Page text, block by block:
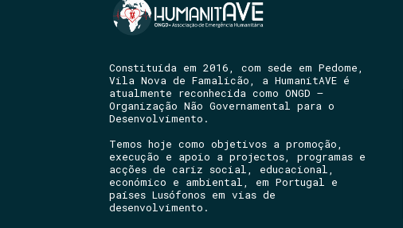
Constituída em 2016, com sede em Pedome,
Vila Nova de Famalicão, a HumanitAVE é
atualmente reconhecida como ONGD –
Organização Não Governamental para o
Desenvolvimento.
Temos hoje como objetivos a promoção,
execução e apoio a projectos, programas e
acções de cariz social, educacional,
económico e ambiental, em Portugal e
países Lusófonos em vias de
desenvolvimento.